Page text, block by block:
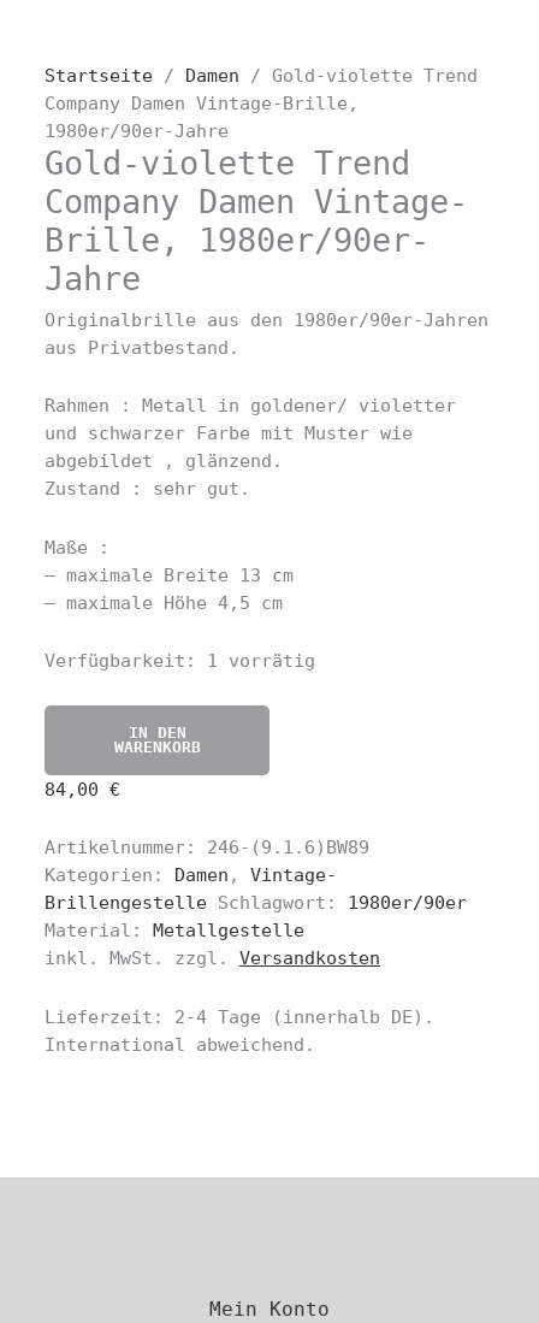
Startseite / Damen / Gold-violette Trend
Company Damen Vintage-Brille,
1980er/90er-Jahre
Gold-violette Trend
Company Damen Vintage-
Brille, 1980er/90er-
Jahre
Originalbrille aus den 1980er/90er-Jahren
aus Privatbestand.
Rahmen : Metall in goldener/ violetter
und schwarzer Farbe mit Muster wie
abgebildet , glänzend.
Zustand : sehr gut.
Maße :
– maximale Breite 13 cm
– maximale Höhe 4,5 cm
Verfügbarkeit: 1 vorrätig
IN DEN
WARENKORB
84,00€
Artikelnummer: 246-(9.1.6)BW89
Kategorien: Damen ,Vintage-
Brillengestelle Schlagwort: 1980er/90er
Material:Metallgestelle
inkl. MwSt.
zzgl.Versandkosten
Lieferzeit: 2-4 Tage (innerhalb DE).
International abweichend.
Mein Konto